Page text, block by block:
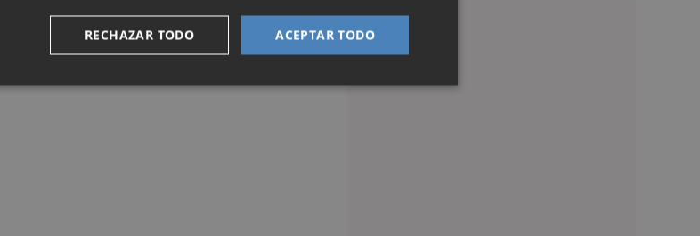
ACEPTAR TODO
RECHAZAR TODO